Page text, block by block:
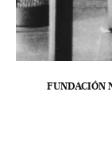
FUNDACIÓN